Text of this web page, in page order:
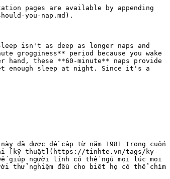
pages are available by appending
you-nap.md).
isn't as deep as longer naps and
grogginess** period because you wake
these **60-minute** naps provide
enough sleep at night. Since it's a
đã được đề cập từ năm 1981 trong cuốn
lại [kỹ thuật](https://tinhte.vn/tags/ky-
giúp người lính có thể ngủ mọi lúc mọi
thử nghiệm đều cho biết họ có thể chìm